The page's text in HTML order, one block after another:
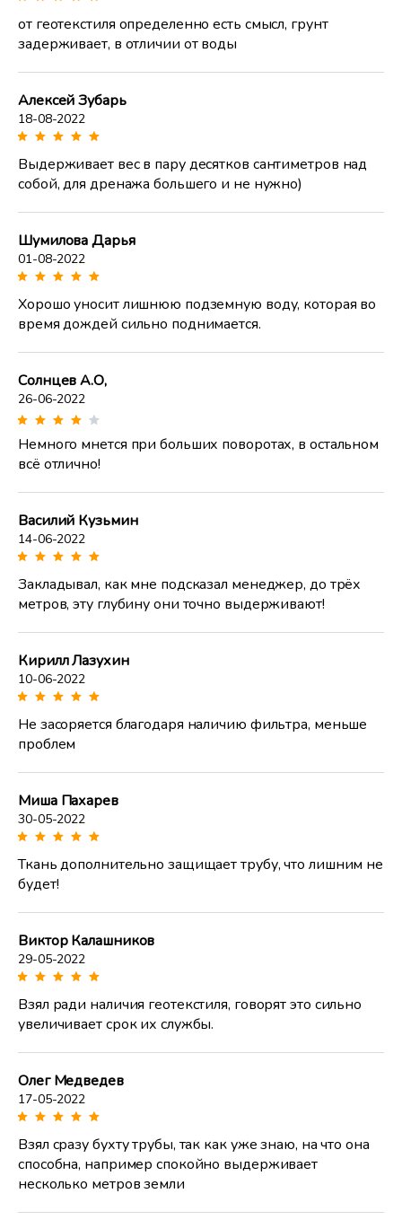
от геотекстиля определенно есть смысл, грунт
задерживает, в отличии от воды
Алексей Зубарь
18-08-2022
Выдерживает вес в пару десятков сантиметров над
собой, для дренажа большего и не нужно)
Шумилова Дарья
01-08-2022
Хорошо уносит лишнюю подземную воду, которая во
время дождей сильно поднимается.
Солнцев А.О,
26-06-2022
Немного мнется при больших поворотах, в остальном
всё отлично!
Василий Кузьмин
14-06-2022
Закладывал, как мне подсказал менеджер, до трёх
метров, эту глубину они точно выдерживают!
Кирилл Лазухин
10-06-2022
Не засоряется благодаря наличию фильтра, меньше
проблем
Миша Пахарев
30-05-2022
Ткань дополнительно защищает трубу, что лишним не
будет!
Виктор Калашников
29-05-2022
Взял ради наличия геотекстиля, говорят это сильно
увеличивает срок их службы.
Олег Медведев
17-05-2022
Взял сразу бухту трубы, так как уже знаю, на что она
способна, например спокойно выдерживает
несколько метров земли